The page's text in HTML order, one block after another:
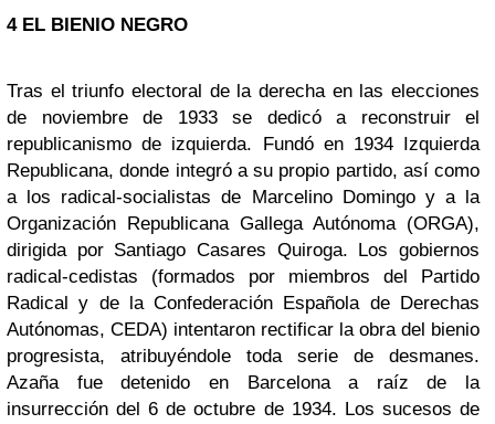
4 EL BIENIO NEGRO
Tras el triunfo electoral de la derecha en las elecciones
de noviembre de 1933 se dedicó a reconstruir el
republicanismo de izquierda. Fundó en 1934 Izquierda
Republicana, donde integró a su propio partido, así como
a los radical-socialistas de Marcelino Domingo y a la
Organización Republicana Gallega Autónoma (ORGA),
dirigida por Santiago Casares Quiroga. Los gobiernos
radical-cedistas (formados por miembros del Partido
Radical y de la Confederación Española de Derechas
Autónomas, CEDA) intentaron rectificar la obra del bienio
progresista, atribuyéndole toda serie de desmanes.
Azaña fue detenido en Barcelona a raíz de la
insurrección del 6 de octubre de 1934. Los sucesos de